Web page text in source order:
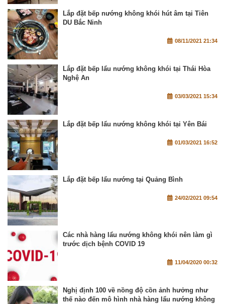
Lắp đặt bếp nướng không khói hút âm tại Tiên
DU Bắc Ninh
08/11/2021 21:34
Lắp đặt bếp lẩu nướng không khói tại Thái Hòa
Nghệ An
03/03/2021 15:34
Lắp đặt bếp lẩu nướng không khói tại Yên Bái
01/03/2021 16:52
Lắp đặt bếp lẩu nướng tại Quảng Bình
24/02/2021 09:54
Các nhà hàng lẩu nướng không khói nên làm gì
trước dịch bệnh COVID 19
11/04/2020 00:32
Nghị định 100 về nồng độ cồn ảnh hưởng như
thế nào đến mô hình nhà hàng lẩu nướng không